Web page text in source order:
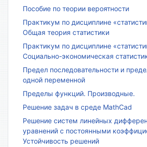
Пособие по теории вероятности
Практикум по дисциплине
Общая теория статистики
Практикум по дисциплине
Социально-экономическая
Предел последовательности и
одной переменной
Пределы функций. Производные.
Решение задач в среде MathCad
Решение систем линейных
уравнений с постоянными
Устойчивость решений